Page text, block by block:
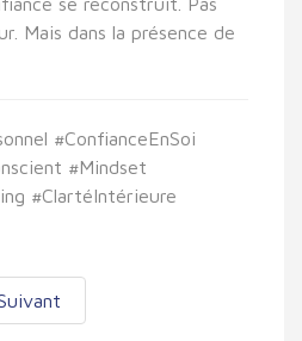
Mais dans la présence de
#ConfianceEnSoi
#Mindset
#ClartéIntérieure